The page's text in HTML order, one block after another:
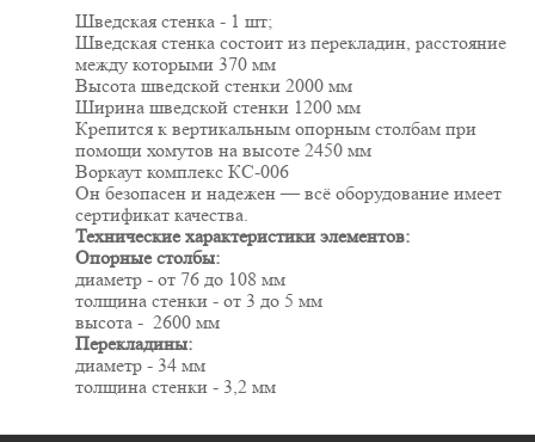
Шведская стенка - 1 шт;
Шведская стенка состоит из перекладин, расстояние
между которыми 370 мм
Высота шведской стенки 2000 мм
Ширина шведской стенки 1200 мм
Крепится к вертикальным опорным столбам при
помощи хомутов на высоте 2450 мм
Воркаут комплекс КС-006
Он безопасен и надежен — всё оборудование имеет
сертификат качества.
Технические характеристики элементов:
Опорные столбы:
диаметр - от 76 до 108 мм
толщина стенки - от 3 до 5 мм
высота - 2600 мм
Перекладины:
диаметр - 34 мм
толщина стенки - 3,2 мм